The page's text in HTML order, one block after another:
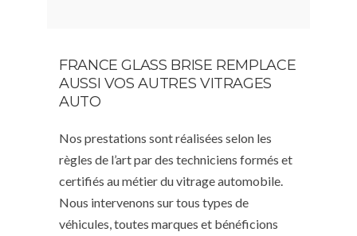
FRANCE GLASS BRISE REMPLACE
AUSSI VOS AUTRES VITRAGES
AUTO
Nos prestations sont réalisées selon les
règles de l’art par des techniciens formés et
certifiés au métier du vitrage automobile.
Nous intervenons sur tous types de
véhicules, toutes marques et bénéficions